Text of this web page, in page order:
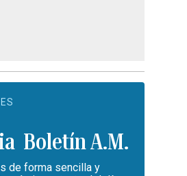
Boletín A.M.
de forma sencilla y